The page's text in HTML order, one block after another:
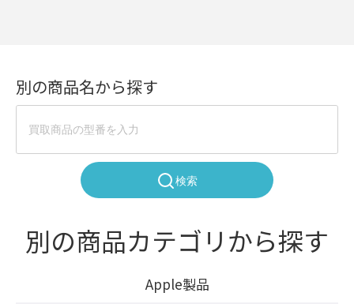
別の商品名から探す
検索
別の商品カテゴリから探す
Apple製品